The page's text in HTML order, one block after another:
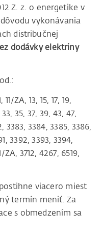
Z. z. o energetike v
vykonávania
distribučnej
dodávky elektriny
ZA, 13, 15, 17, 19,
35, 37, 39, 43, 47,
3383, 3384, 3385, 3386,
3392, 3393, 3394,
ZA, 3712, 4267, 6519,
viacero miest
termín meniť. Za
s obmedzením sa